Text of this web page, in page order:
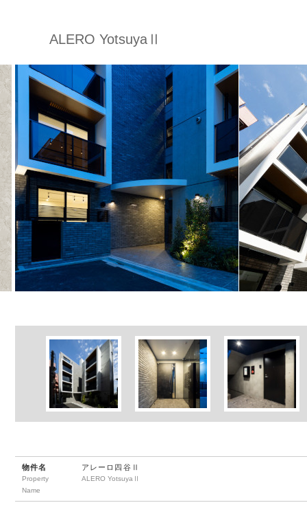
ALERO YotsuyaⅡ
物件名
Property
Name
アレーロ四谷Ⅱ
ALERO YotsuyaⅡ